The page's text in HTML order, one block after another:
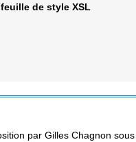
de style XSL
par Gilles Chagnon